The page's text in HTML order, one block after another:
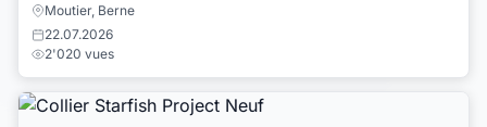
Moutier, Berne
22.07.2026
2'020 vues